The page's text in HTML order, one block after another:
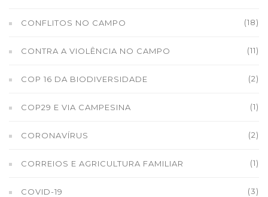
CONFLITOS NO CAMPO (18)
CONTRA A VIOLÊNCIA NO CAMPO (11)
COP 16 DA BIODIVERSIDADE (2)
COP29 E VIA CAMPESINA (1)
CORONAVÍRUS (2)
CORREIOS E AGRICULTURA FAMILIAR (1)
COVID-19 (3)